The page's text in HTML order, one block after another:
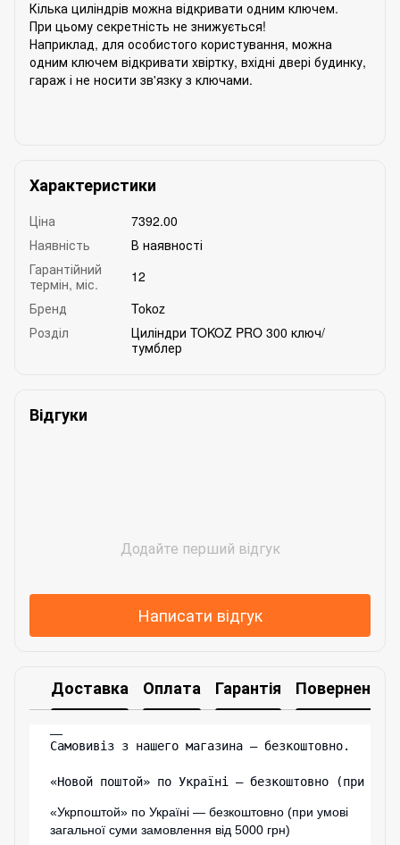
Кілька циліндрів можна відкривати одним ключем.
При цьому секретність не знижується!
Наприклад, для особистого користування, можна
одним ключем відкривати хвіртку, вхідні двері будинку,
гараж і не носити зв'язку з ключами.
Характеристики
Ціна
7392.00
Наявність
В наявності
Гарантійний
термін, міс.
12
Бренд
Tokoz
Розділ
Циліндри TOKOZ PRO 300 ключ/
тумблер
Відгуки
Додайте перший відгук
Написати відгук
Доставка Оплата Гарантія Повернення
Самовивіз з нашего магазина – безкоштовно.
«Новой поштой» по Україні — безкоштовно (при
«Укрпоштой» по Україні — безкоштовно (при умові
загальної суми замовлення від 5000 грн)